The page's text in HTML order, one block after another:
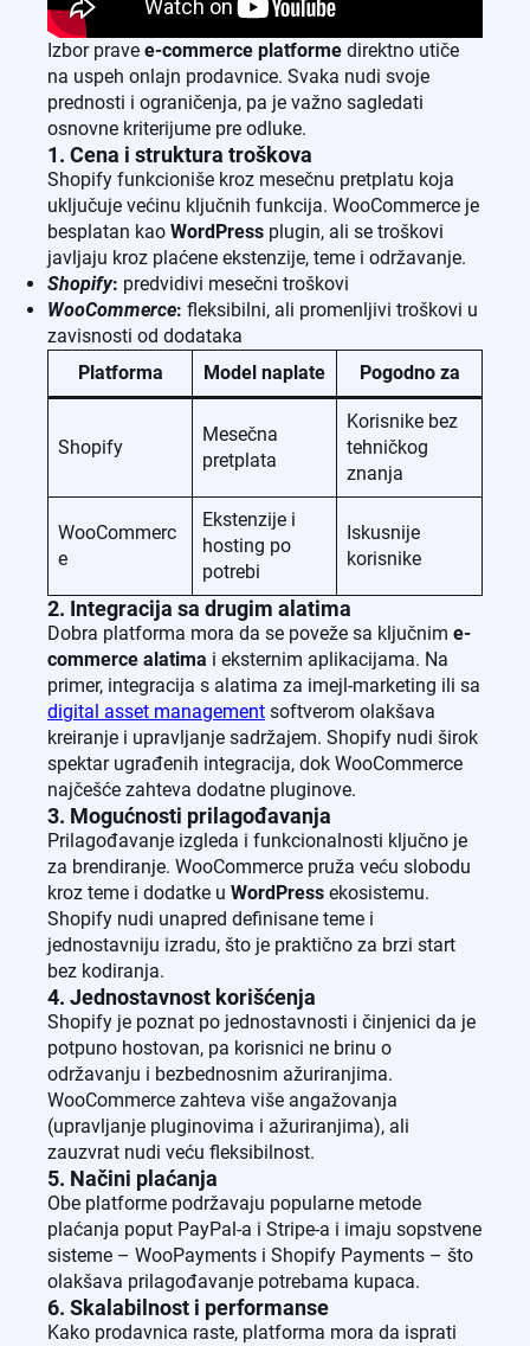
Izbor prave e-commerce platforme direktno utiče
na uspeh onlajn prodavnice. Svaka nudi svoje
prednosti i ograničenja, pa je važno sagledati
osnovne kriterijume pre odluke.
1. Cena i struktura troškova
Shopify funkcioniše kroz mesečnu pretplatu koja
uključuje većinu ključnih funkcija. WooCommerce je
besplatan kao WordPress plugin, ali se troškovi
javljaju kroz plaćene ekstenzije, teme i održavanje.
Shopify: predvidivi mesečni troškovi
WooCommerce: fleksibilni, ali promenljivi troškovi u
zavisnosti od dodataka
Platforma
Model naplate Pogodno za
Shopify
Mesečna
pretplata
Korisnike bez
tehničkog
znanja
WooCommerc
e
Ekstenzije i
hosting po
potrebi
Iskusnije
korisnike
2. Integracija sa drugim alatima
Dobra platforma mora da se poveže sa ključnim e-
commerce alatima i eksternim aplikacijama. Na
primer, integracija s alatima za imejl-marketing ili sa
digital asset management softverom olakšava
kreiranje i upravljanje sadržajem. Shopify nudi širok
spektar ugrađenih integracija, dok WooCommerce
najčešće zahteva dodatne pluginove.
3. Mogućnosti prilagođavanja
Prilagođavanje izgleda i funkcionalnosti ključno je
za brendiranje. WooCommerce pruža veću slobodu
kroz teme i dodatke u WordPress ekosistemu.
Shopify nudi unapred definisane teme i
jednostavniju izradu, što je praktično za brzi start
bez kodiranja.
4. Jednostavnost korišćenja
Shopify je poznat po jednostavnosti i činjenici da je
potpuno hostovan, pa korisnici ne brinu o
održavanju i bezbednosnim ažuriranjima.
WooCommerce zahteva više angažovanja
(upravljanje pluginovima i ažuriranjima), ali
zauzvrat nudi veću fleksibilnost.
5. Načini plaćanja
Obe platforme podržavaju popularne metode
plaćanja poput PayPal-a i Stripe-a i imaju sopstvene
sisteme – WooPayments i Shopify Payments – što
olakšava prilagođavanje potrebama kupaca.
6. Skalabilnost i performanse
Kako prodavnica raste, platforma mora da isprati